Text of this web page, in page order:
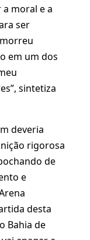
moral e a
ser
em um dos
sintetiza
deveria
rigorosa
de
e
desta
Bahia de